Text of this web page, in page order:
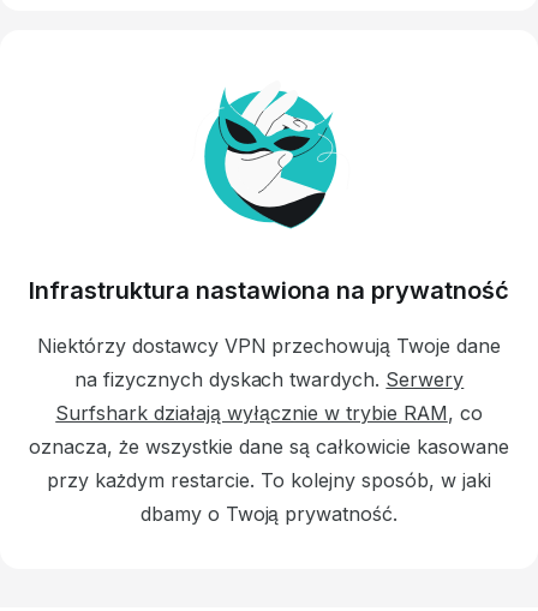
Infrastruktura nastawiona na prywatność
Niektórzy dostawcy VPN przechowują Twoje dane
na fizycznych dyskach twardych. Serwery
Surfshark działają wyłącznie w trybie RAM, co
oznacza, że wszystkie dane są całkowicie kasowane
przy każdym restarcie. To kolejny sposób, w jaki
dbamy o Twoją prywatność.